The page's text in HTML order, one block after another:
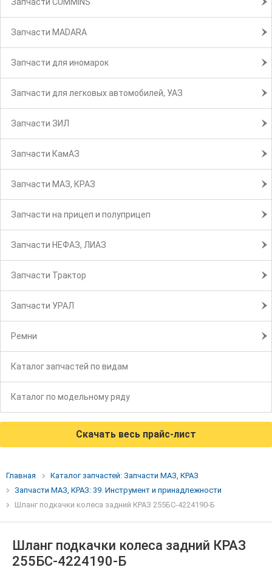
Запчасти MADARA
Запчасти для иномарок
Запчасти для легковых автомобилей, УАЗ
Запчасти ЗИЛ
Запчасти КамАЗ
Запчасти МАЗ, КРАЗ
Запчасти на прицеп и полуприцеп
Запчасти НЕФАЗ, ЛИАЗ
Запчасти Трактор
Запчасти УРАЛ
Ремни
Каталог запчастей по видам
Каталог по модельному ряду
Скачать весь прайс-лист
Главная
Каталог запчастей: Запчасти МАЗ, КРАЗ
Запчасти МАЗ, КРАЗ: 39. Инструмент и принадлежности
Шланг подкачки колеса задний КРАЗ 255БС-4224190-Б
Шланг подкачки колеса задний КРАЗ
255БС-4224190-Б